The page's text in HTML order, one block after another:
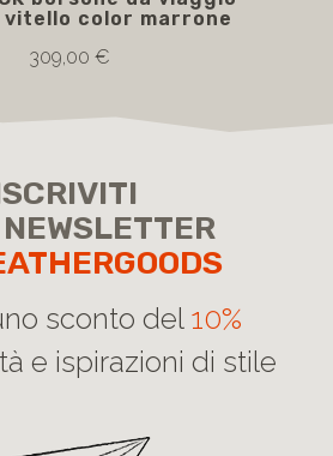
vitello color marrone
309,00 €
sconto del 10%
e ispirazioni di stile